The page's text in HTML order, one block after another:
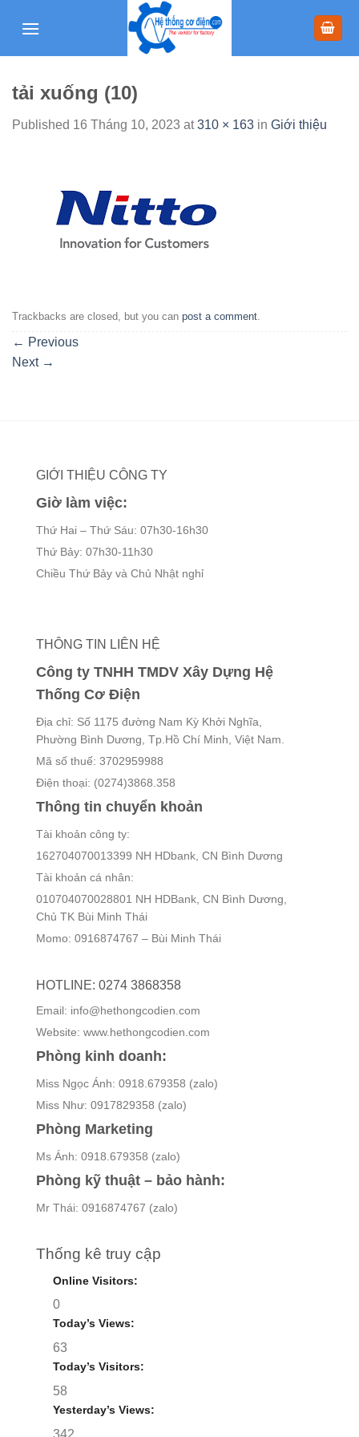
tải xuống (10)
Published 16 Tháng 10, 2023 at310 × 163 in Giới thiệu
Trackbacks are closed, but you can post a comment.
← Previous
Next →
GIỚI THIỆU CÔNG TY
Giờ làm việc:
Thứ Hai – Thứ Sáu: 07h30-16h30
Thứ Bảy: 07h30-11h30
Chiều Thứ Bảy và Chủ Nhật nghỉ
THÔNG TIN LIÊN HỆ
Công ty TNHH TMDV Xây Dựng Hệ
Thống Cơ Điện
Địa chỉ: Số 1175 đường Nam Kỳ Khởi Nghĩa,
Phường Bình Dương, Tp.Hồ Chí Minh, Việt Nam.
Mã số thuế: 3702959988
Điện thoại: (0274)3868.358
Thông tin chuyển khoản
Tài khoản công ty:
162704070013399 NH HDbank, CN Bình Dương
Tài khoản cá nhân:
010704070028801 NH HDBank, CN Bình Dương,
Chủ TK Bùi Minh Thái
Momo: 0916874767 – Bùi Minh Thái
HOTLINE: 0274 3868358
Email: info@hethongcodien.com
Website: www.hethongcodien.com
Phòng kinh doanh:
Miss Ngọc Ánh: 0918.679358 (zalo)
Miss Như: 0917829358 (zalo)
Phòng Marketing
Ms Ánh: 0918.679358 (zalo)
Phòng kỹ thuật – bảo hành:
Mr Thái: 0916874767 (zalo)
Thống kê truy cập
Online Visitors:
0
Today’s Views:
63
Today’s Visitors:
58
Yesterday’s Views:
342